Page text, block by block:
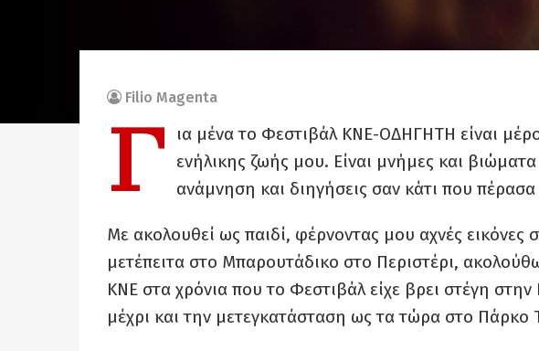
Filio Magenta
Γ
ια μένα το Φεστιβάλ ΚΝΕ-ΟΔΗΓΗΤΗ είναι
ενήλικης ζωής μου. Είναι μνήμες και
ανάμνηση και διηγήσεις σαν κάτι που πέρασα
Με ακολουθεί ως παιδί, φέρνοντας μου αχνές εικόνες
μετέπειτα στο Μπαρουτάδικο στο Περιστέρι,
ΚΝΕ στα χρόνια που το Φεστιβάλ είχε βρει στέγη στην
μέχρι και την μετεγκατάσταση ως τα τώρα στο Πάρκο